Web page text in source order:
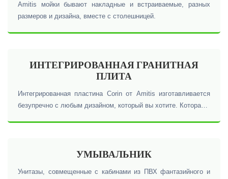
Amitis мойки бывают накладные и встраиваемые, разных
размеров и дизайна, вместе с столешницей.
ИНТЕГРИРОВАННАЯ ГРАНИТНАЯ
ПЛИТА
Интегрированная пластина Corin от Amitis изготавливается
безупречно с любым дизайном, который вы хотите. Которая в
УМЫВАЛЬНИК
Унитазы, совмещенные с кабинами из ПВХ фантазийного и